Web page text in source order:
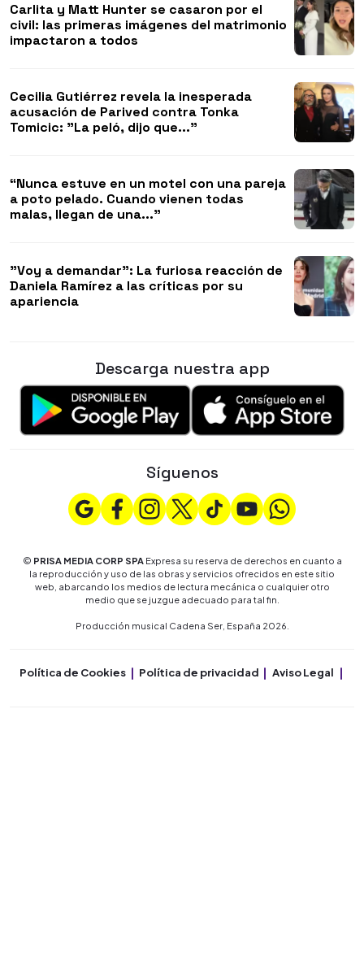
Carlita y Matt Hunter se casaron por el
civil: las primeras imágenes del matrimonio
impactaron a todos
Cecilia Gutiérrez revela la inesperada
acusación de Parived contra Tonka
Tomicic: "La peló, dijo que..."
“Nunca estuve en un motel con una pareja
a poto pelado. Cuando vienen todas
malas, llegan de una..."
"Voy a demandar": La furiosa reacción de
Daniela Ramírez a las críticas por su
apariencia
Descarga nuestra app
Síguenos
© PRISA MEDIA CORP SPAExpresa su reserva de derechos en cuanto a
la reproducción y uso de las obras y servicios ofrecidos en este sitio
web, abarcando los medios de lectura mecánica o cualquier otro
medio que se juzgue adecuado para tal fin.
Producción musical Cadena Ser, España 2026.
Política de Cookies Política de privacidad Aviso Legal